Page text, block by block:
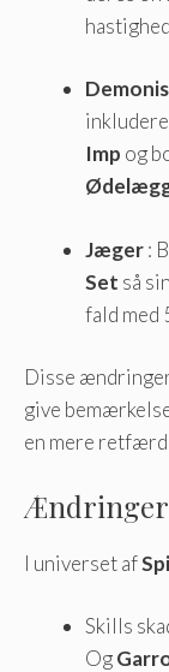
Imp og
Jæger:
Set så
fald med
Disse
give
en mere
Ændringer
I universet af
Skills
Og